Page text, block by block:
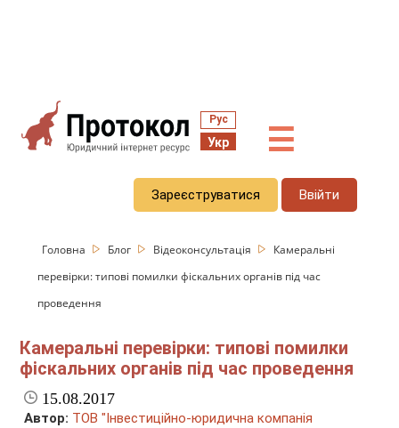
Рус
Укр ☰
Зареєструватися Ввійти
Головна Блог Відеоконсультація
Камеральні
перевірки: типові помилки фіскальних органів під час
проведення
Камеральні перевірки: типові помилки
фіскальних органів під час проведення
15.08.2017
Автор: ТОВ "Інвестиційно-юридична компанія